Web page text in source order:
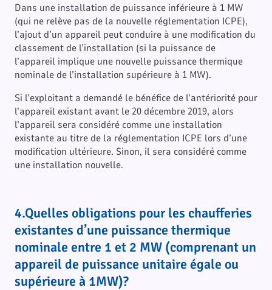
Dans une installation de puissance inférieure à 1 MW
(qui ne relève pas de la nouvelle réglementation ICPE),
l’ajout d’un appareil peut conduire à une modification du
classement de l’installation (si la puissance de
l’appareil implique une nouvelle puissance thermique
nominale de l’installation supérieure à 1 MW).
Si l’exploitant a demandé le bénéfice de l’antériorité pour
l’appareil existant avant le 20 décembre 2019, alors
l’appareil sera considéré comme une installation
existante au titre de la réglementation ICPE lors d’une
modification ultérieure. Sinon, il sera considéré comme
une installation nouvelle.
4.Quelles obligations pour les chaufferies
existantes d’une puissance thermique
nominale entre 1 et 2 MW (comprenant un
appareil de puissance unitaire égale ou
supérieure à 1MW)?